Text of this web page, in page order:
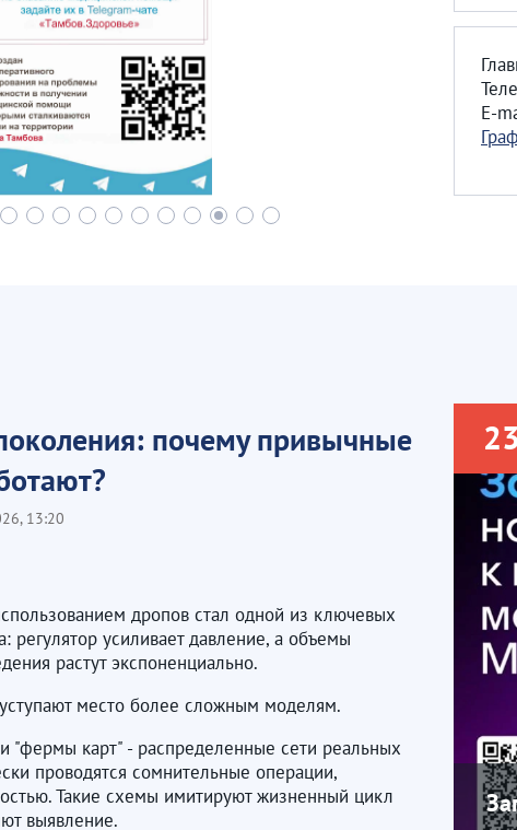
E-
почему привычные
13:20
дропов стал одной из ключевых
регулятор усиливает давление, а объемы
растут экспоненциально.
место более сложным моделям.
"фермы карт" - распределенные сети реальных
проводятся сомнительные операции,
Такие схемы имитируют жизненный цикл
выявление.
23